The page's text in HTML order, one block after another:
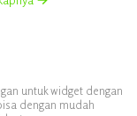
untuk widget dengan
dengan mudah